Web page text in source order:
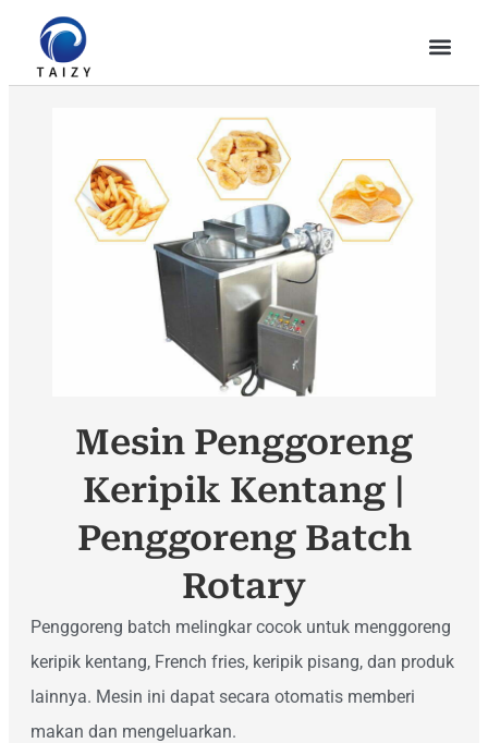
Mesin Penggoreng
Keripik Kentang |
Penggoreng Batch
Rotary
Penggoreng batch melingkar cocok untuk menggoreng
keripik kentang, French fries, keripik pisang, dan produk
lainnya. Mesin ini dapat secara otomatis memberi
makan dan mengeluarkan.